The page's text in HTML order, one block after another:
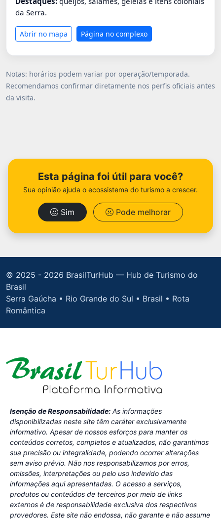
da Serra.
Abrir no mapa Página no complexo
Notas: horários podem variar por operação/temporada.
Recomendamos confirmar diretamente nos perfis oficiais antes
da visita.
Esta página foi útil para você?
Sua opinião ajuda o ecossistema do turismo a crescer.
Sim Pode melhorar
© 2025 - 2026 BrasilTurHub — Hub de Turismo do
Brasil
Serra Gaúcha • Rio Grande do Sul • Brasil • Rota
Romântica
Isenção de Responsabilidade: As informações
disponibilizadas neste site têm caráter exclusivamente
informativo. Apesar de nossos esforços para manter os
conteúdos corretos, completos e atualizados, não garantimos
sua precisão ou integralidade, podendo ocorrer alterações
sem aviso prévio. Não nos responsabilizamos por erros,
omissões, interpretações ou pelo uso indevido das
informações aqui apresentadas. O acesso a serviços,
produtos ou conteúdos de terceiros por meio de links
externos é de responsabilidade exclusiva dos respectivos
provedores. Este site não endossa, não garante e não assume